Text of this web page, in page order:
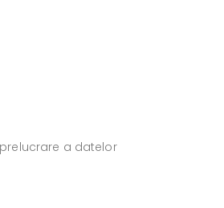
a datelor